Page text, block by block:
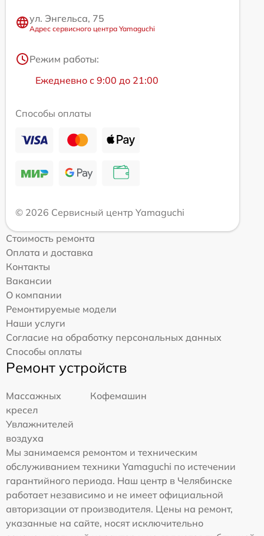
ул. Энгельса, 75
Адрес сервисного центра Yamaguchi
Режим работы:
Ежедневно с 9:00 до 21:00
Способы оплаты
© 2026 Сервисный центр Yamaguchi
Стоимость ремонта
Оплата и доставка
Контакты
Вакансии
О компании
Ремонтируемые модели
Наши услуги
Согласие на обработку персональных данных
Способы оплаты
Ремонт устройств
Массажных
кресел
Кофемашин
Увлажнителей
воздуха
Мы занимаемся ремонтом и техническим
обслуживанием техники Yamaguchi по истечении
гарантийного периода. Наш центр в Челябинске
работает независимо и не имеет официальной
авторизации от производителя. Цены на ремонт,
указанные на сайте, носят исключительно